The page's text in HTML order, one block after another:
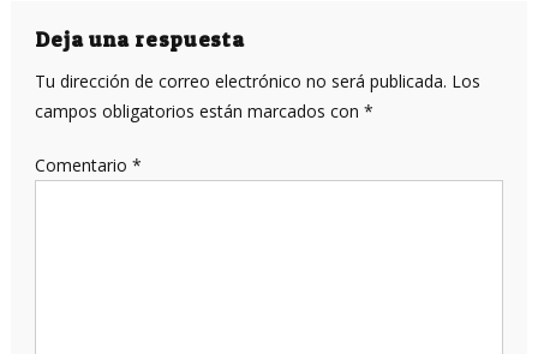
entradas
Deja una respuesta
Tu dirección de correo electrónico no será publicada. Los
campos obligatorios están marcados con *
Comentario *